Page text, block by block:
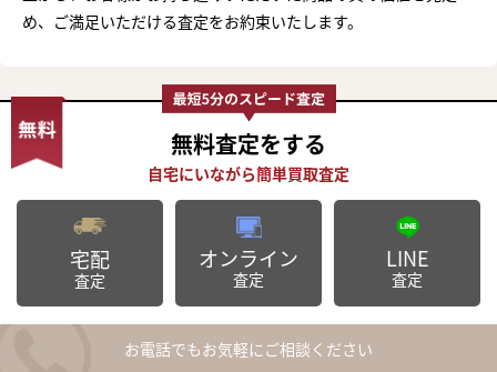
め、ご満足いただける査定をお約束いたします。
無料査定をする
宅配
査定
オンライン
査定
LINE
査定
お電話でもお気軽にご相談ください